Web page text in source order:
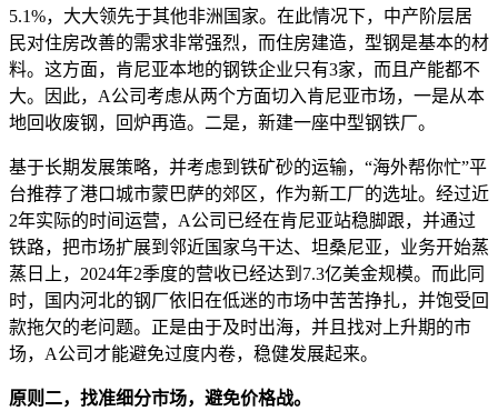
5.1%，大大领先于其他非洲国家。在此情况下，中产阶层居
民对住房改善的需求非常强烈，而住房建造，型钢是基本的材
料。这方面，肯尼亚本地的钢铁企业只有3家，而且产能都不
大。因此，A公司考虑从两个方面切入肯尼亚市场，一是从本
地回收废钢，回炉再造。二是，新建一座中型钢铁厂。
基于长期发展策略，并考虑到铁矿砂的运输，“海外帮你忙”平
台推荐了港口城市蒙巴萨的郊区，作为新工厂的选址。经过近
2年实际的时间运营，A公司已经在肯尼亚站稳脚跟，并通过
铁路，把市场扩展到邻近国家乌干达、坦桑尼亚，业务开始蒸
蒸日上，2024年2季度的营收已经达到7.3亿美金规模。而此同
时，国内河北的钢厂依旧在低迷的市场中苦苦挣扎，并饱受回
款拖欠的老问题。正是由于及时出海，并且找对上升期的市
场，A公司才能避免过度内卷，稳健发展起来。
原则二，找准细分市场，避免价格战。